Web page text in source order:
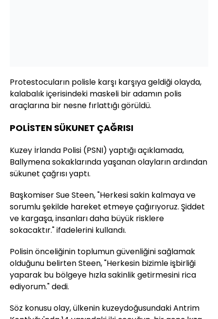
Protestocuların polisle karşı karşıya geldiği olayda,
kalabalık içerisindeki maskeli bir adamın polis
araçlarına bir nesne fırlattığı görüldü.
POLİSTEN SÜKUNET ÇAĞRISI
Kuzey İrlanda Polisi (PSNI) yaptığı açıklamada,
Ballymena sokaklarında yaşanan olayların ardından
sükunet çağrısı yaptı.
Başkomiser Sue Steen, "Herkesi sakin kalmaya ve
sorumlu şekilde hareket etmeye çağırıyoruz. Şiddet
ve kargaşa, insanları daha büyük risklere
sokacaktır." ifadelerini kullandı.
Polisin önceliğinin toplumun güvenliğini sağlamak
olduğunu belirten Steen, "Herkesin bizimle işbirliği
yaparak bu bölgeye hızla sakinlik getirmesini rica
ediyorum." dedi.
Söz konusu olay, ülkenin kuzeydoğusundaki Antrim